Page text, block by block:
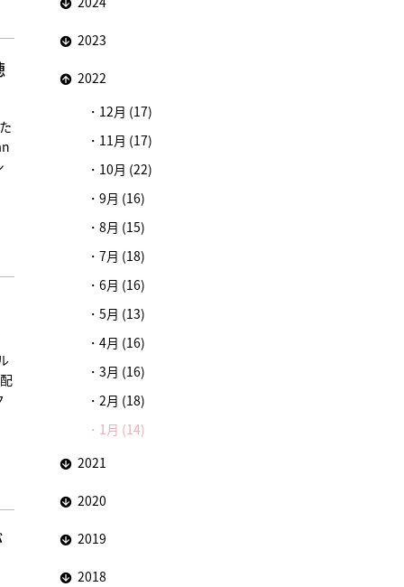
2023
2022
12月 (17)
11月 (17)
10月 (22)
9月 (16)
8月 (15)
7月 (18)
6月 (16)
5月 (13)
4月 (16)
3月 (16)
2月 (18)
1月 (14)
2021
2020
2019
2018